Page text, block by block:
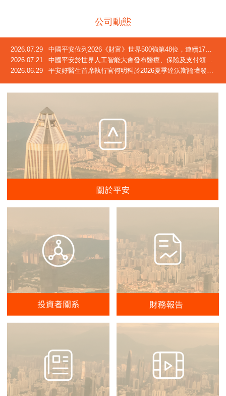
公司動態
2026.07.29
中國平安位列2026《財富》世界500強第48位，連續17年躋身榜單
2026.07.21
中國平安於世界人工智能大會發布醫療、保險及支付領域創新成果
2026.06.29
平安好醫生首席執行官何明科於2026夏季達沃斯論壇發言：中國正迎來「屬於自己的長壽時代」